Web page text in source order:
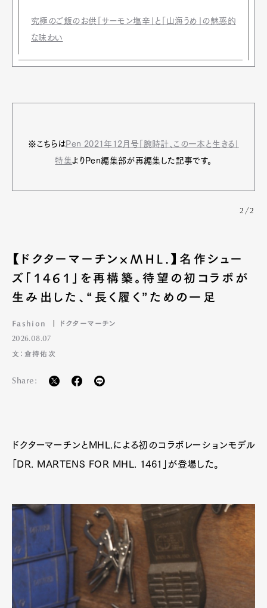
究極のご飯のお供「サーモン塩辛」と「山海うめ」の魅惑的
な味わい
※こちらはPen 2021年12月号「腕時計、この一本と生きる」
特集よりPen編集部が再編集した記事です。
2/2
【ドクターマーチン×MHL.】名作シュー
ズ「1461」を再構築。待望の初コラボが
生み出した、“長く履く”ための一足
Fashion ドクターマーチン
2026.08.07
文：倉持佑次
Share:
ドクターマーチンとMHL.による初のコラボレーションモデル
「DR. MARTENS FOR MHL. 1461」が登場した。